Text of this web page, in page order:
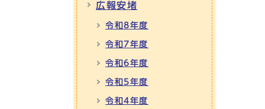
広報安堵
令和8年度
令和7年度
令和6年度
令和5年度
令和4年度